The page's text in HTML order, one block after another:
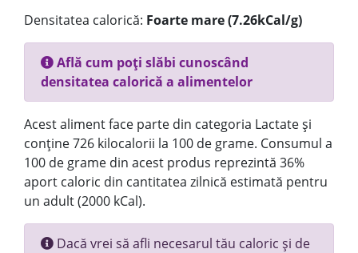
Densitatea calorică: Foarte mare (7.26kCal/g)
Află cum poți slăbi cunoscând
densitatea calorică a alimentelor
Acest aliment face parte din categoria Lactate și
conține 726 kilocalorii la 100 de grame. Consumul a
100 de grame din acest produs reprezintă 36%
aport caloric din cantitatea zilnică estimată pentru
un adult (2000 kCal).
Dacă vrei să afli necesarul tău caloric și de